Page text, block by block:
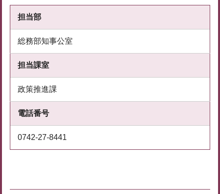
担当部
総務部知事公室
担当課室
政策推進課
電話番号
0742-27-8441